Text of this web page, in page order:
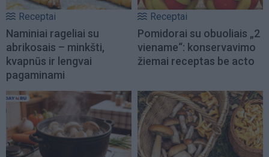
Receptai
Naminiai rageliai su
abrikosais – minkšti,
kvapnūs ir lengvai
pagaminami
Receptai
Pomidorai su obuoliais „2
viename“: konservavimo
žiemai receptas be acto